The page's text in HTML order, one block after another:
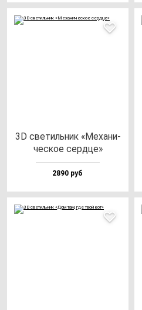
3D све­тиль­ник «Меха­ни­
чес­кое сер­дце»
2890 руб